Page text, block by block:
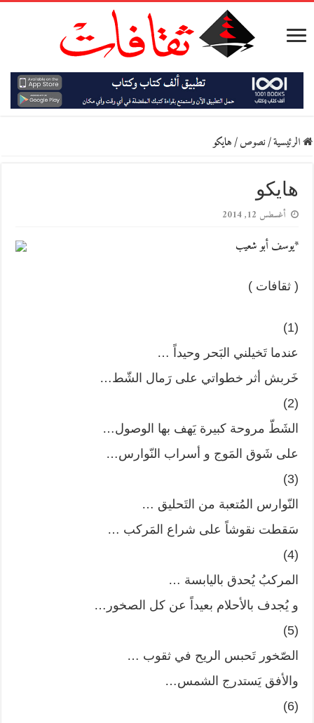
الرئيسية/نصوص/هايكو
هايكو
أغسطس 12, 2014
*يوسف أبو شعيب
( ثقافات )
(1)
عندما تَخيلني البَحر وحيداً …
خَربش أثر خطواتي على رَمال الشّط…
(2)
الشَطّ مروحة كبيرة يَهف بها الوصول…
على شَوق المَوج و أسراب النّوارس…
(3)
النّوارس المُتعبة من التَحليق …
سَقطت نقوشاً على شراع المَركب …
(4)
المركبُ يُحدق باليابسة …
و يُجدف بالأحلام بعيداً عن كل الصخور…
(5)
الصّخور تَحبس الريح في ثقوب …
والأفق يَستدرج الشمس…
(6)